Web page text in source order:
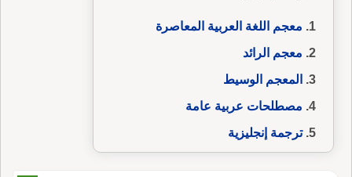
معجم اللغة العربية المعاصرة
معجم الرائد
المعجم الوسيط
مصطلحات عربية عامة
ترجمة إنجليزية